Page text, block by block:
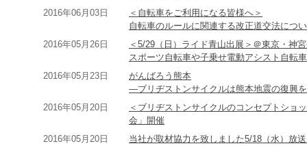
2016年06月03日
＜自転車をご利用になる皆様へ＞
自転車のルールに関連する改正道交法につ
2016年05月26日
＜5/29（日）ライド青山出展＞＠東京・神
スポーツ自転車や子乗せ電動アシスト自転
2016年05月23日
がんばろう熊本
―ブリヂストンサイクルは熊本地震の復興
2016年05月20日
＜ブリヂストンサイクルのコンセプトショ
会」開催
2016年05月20日
当社が取材協力を致しました5/18（水）放